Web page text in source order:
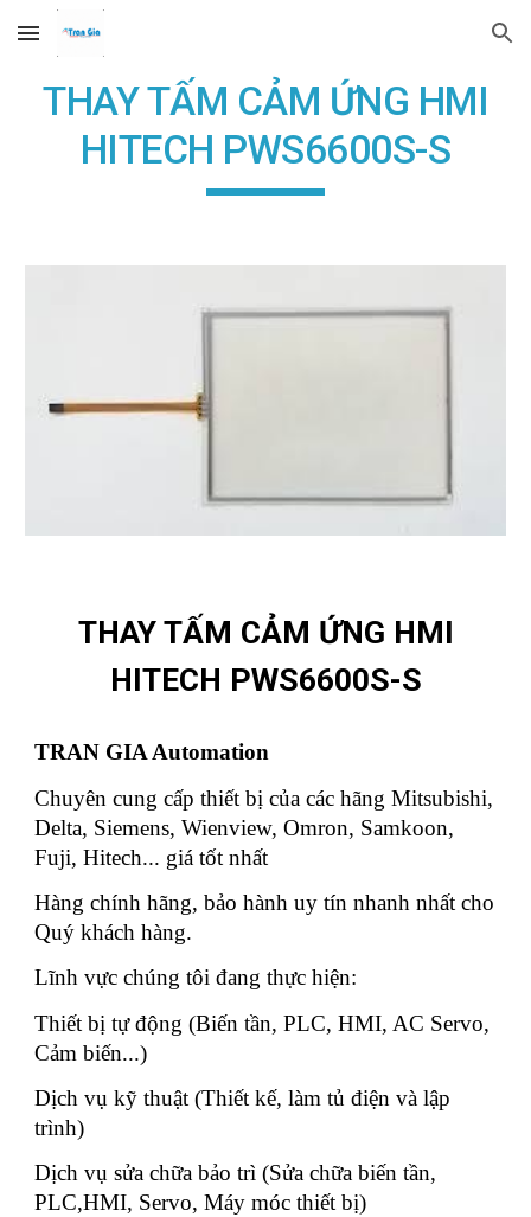
Skip to main content Skip to navigation
THAY TẤM CẢM ỨNG HMI
HITECH PWS6600S-S
THAY TẤM CẢM ỨNG HMI
HITECH PWS6600S-S
TRAN GIA Automation
Chuyên cung cấp thiết bị của các hãng Mitsubishi,
Delta, Siemens, Wienview, Omron, Samkoon,
Fuji, Hitech... giá tốt nhất
Hàng chính hãng, bảo hành uy tín nhanh nhất cho
Quý khách hàng.
Lĩnh vực chúng tôi đang thực hiện:
Thiết bị tự động (Biến tần, PLC, HMI, AC Servo,
Cảm biến...)
Dịch vụ kỹ thuật (Thiết kế, làm tủ điện và lập
trình)
Dịch vụ sửa chữa bảo trì (Sửa chữa biến tần,
PLC,HMI, Servo, Máy móc thiết bị)